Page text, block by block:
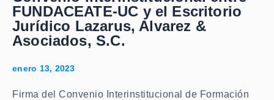
FUNDACEATE-UC y el Escritorio
Jurídico Lazarus, Alvarez &
Asociados, S.C.
enero 13, 2023
Firma del Convenio Interinstitucional de Formación